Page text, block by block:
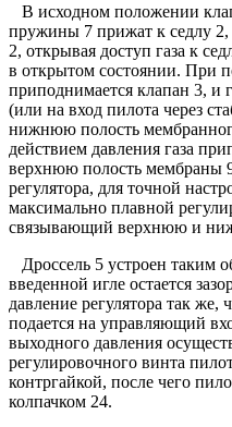
В исходном положении
пружины 7 прижат к седлу 2,
2, открывая доступ газа к
в открытом состоянии. При
приподнимается клапан 3, и
(или на вход пилота через
нижнюю полость
действием давления газа
верхнюю полость мембраны 9
регулятора, для точной
максимально плавной
связывающий верхнюю и
Дроссель 5 устроен таким
введенной игле остается
давление регулятора так же,
подается на управляющий
выходного давления
регулировочного винта
контргайкой, после чего
колпачком 24.